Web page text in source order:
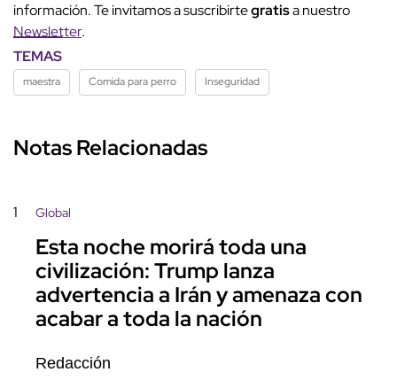
información. Te invitamos a suscribirtegratisa nuestro
Newsletter.
TEMAS
maestra Comida para perro Inseguridad
Notas Relacionadas
1 Global
Esta noche morirá toda una
civilización: Trump lanza
advertencia a Irán y amenaza con
acabar a toda la nación
Redacción